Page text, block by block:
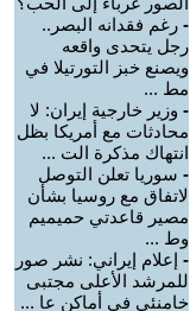
- رغم فقدانه البصر..
رجل يتحدى واقعه
ويصنع خبز التورتيلا في
مط ...
- وزير خارجية إيران: لا
محادثات مع أمريكا بظل
انتهاك مذكرة الت ...
- سوريا تعلن التوصل
لاتفاق مع روسيا بشأن
مصير قاعدتي حميميم
وط ...
- إعلام إيراني: نشر صور
للمرشد الأعلى مجتبى
خامنئي في أماكن عا ...